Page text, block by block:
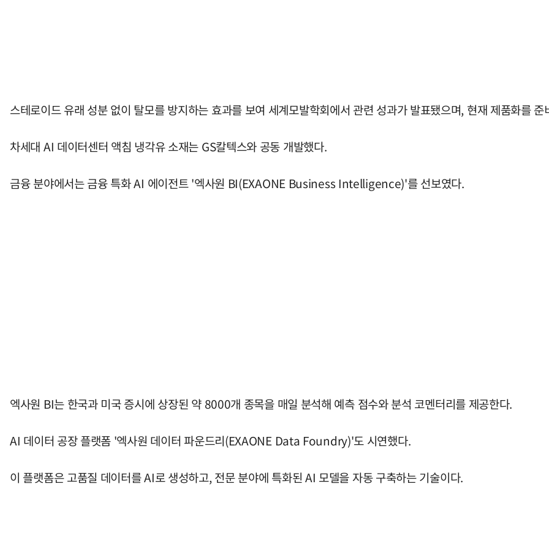
스테로이드 유래 성분 없이 탈모를 방지하는 효과를 보여 세계모발학회에서 관련 성과가 발표됐으며, 현재 제품화를 준
차세대 AI 데이터센터 액침 냉각유 소재는 GS칼텍스와 공동 개발했다.
금융 분야에서는 금융 특화 AI 에이전트 '엑사원 BI(EXAONE Business Intelligence)'를 선보였다.
엑사원 BI는 한국과 미국 증시에 상장된 약 8000개 종목을 매일 분석해 예측 점수와 분석 코멘터리를 제공한다.
AI 데이터 공장 플랫폼 '엑사원 데이터 파운드리(EXAONE Data Foundry)'도 시연했다.
이 플랫폼은 고품질 데이터를 AI로 생성하고, 전문 분야에 특화된 AI 모델을 자동 구축하는 기술이다.